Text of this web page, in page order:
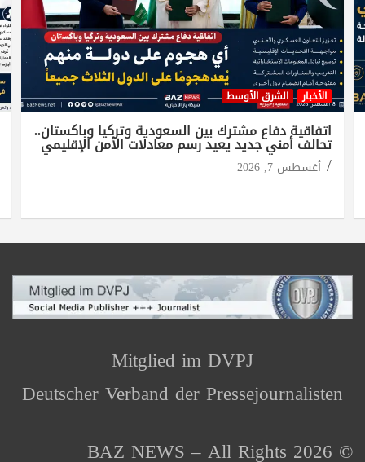
الأخبار الشرق الأوسط
اتفاقية دفاع مشترك بين السعودية وتركيا وباكستان..
تحالف أمني جديد يعيد رسم معادلات الأمن الإقليمي
أغسطس 7, 2026
Mitglied im DVPJ
Deutscher Verband der Pressejournalisten
© 2026 BAZ NEWS – All Rights